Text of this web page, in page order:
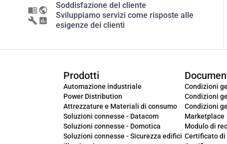
Soddisfazione del cliente
Sviluppiamo servizi come risposte alle
esigenze dei clienti
Prodotti
Automazione industriale
Power Distribution
Attrezzature e Materiali di consumo
Soluzioni connesse - Datacom
Soluzioni connesse - Domotica
Soluzioni connesse - Sicurezza edifici
Condizioni
Condizioni
Condizioni
Marketplace
Modulo di
Certificato